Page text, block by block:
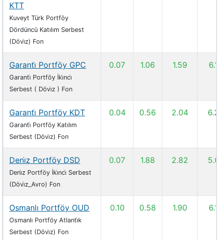
KTT
Kuveyt Türk Portföy
Dördüncü Katılım Serbest
(Dövi̇z) Fon
Garanti̇ Portföy GPC
Garanti̇ Portföy İki̇nci̇
Serbest ( Dövi̇z ) Fon
0.07 1.06 1.59
Garanti̇ Portföy KDT
Garanti̇ Portföy Katılım
Serbest (Dövi̇z) Fon
0.04 0.56 2.04
Deni̇z Portföy DSD
Deni̇z Portföy İki̇nci̇ Serbest
(Dövi̇z_Avro) Fon
0.07 1.88 2.82
Osmanlı Portföy OUD
Osmanlı Portföy Atlanti̇k
Serbest (Dövi̇z) Fon
0.10 0.58 1.90